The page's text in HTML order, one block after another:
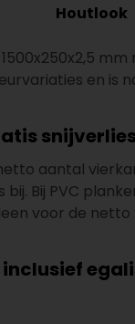
Houtlook
en is
aantal
Bij PVC
voor de